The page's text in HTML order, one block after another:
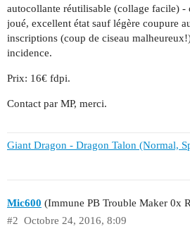
autocollante réutilisable (collage facile) -
joué, excellent état sauf légère coupure
inscriptions (coup de ciseau
incidence.
Prix: 16€ fdpi.
Contact par MP, merci.
Giant Dragon - Dragon Talon (Normal,
Mic600 (Immune PB Trouble Maker 0x
Octobre 24, 2016, 8:09
#2